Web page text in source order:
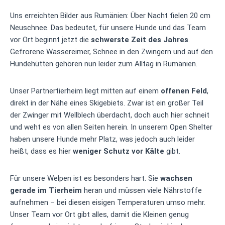
Uns erreichten Bilder aus Rumänien: Über Nacht fielen 20 cm
Neuschnee. Das bedeutet, für unsere Hunde und das Team
vor Ort beginnt jetzt die schwerste Zeit des Jahres.
Gefrorene Wassereimer, Schnee in den Zwingern und auf den
Hundehütten gehören nun leider zum Alltag in Rumänien.
Unser Partnertierheim liegt mitten auf einem offenen Feld,
direkt in der Nähe eines Skigebiets. Zwar ist ein großer Teil
der Zwinger mit Wellblech überdacht, doch auch hier schneit
und weht es von allen Seiten herein. In unserem Open Shelter
haben unsere Hunde mehr Platz, was jedoch auch leider
heißt, dass es hier weniger Schutz vor Kälte gibt.
Für unsere Welpen ist es besonders hart. Sie wachsen
gerade im Tierheim heran und müssen viele Nährstoffe
aufnehmen – bei diesen eisigen Temperaturen umso mehr.
Unser Team vor Ort gibt alles, damit die Kleinen genug